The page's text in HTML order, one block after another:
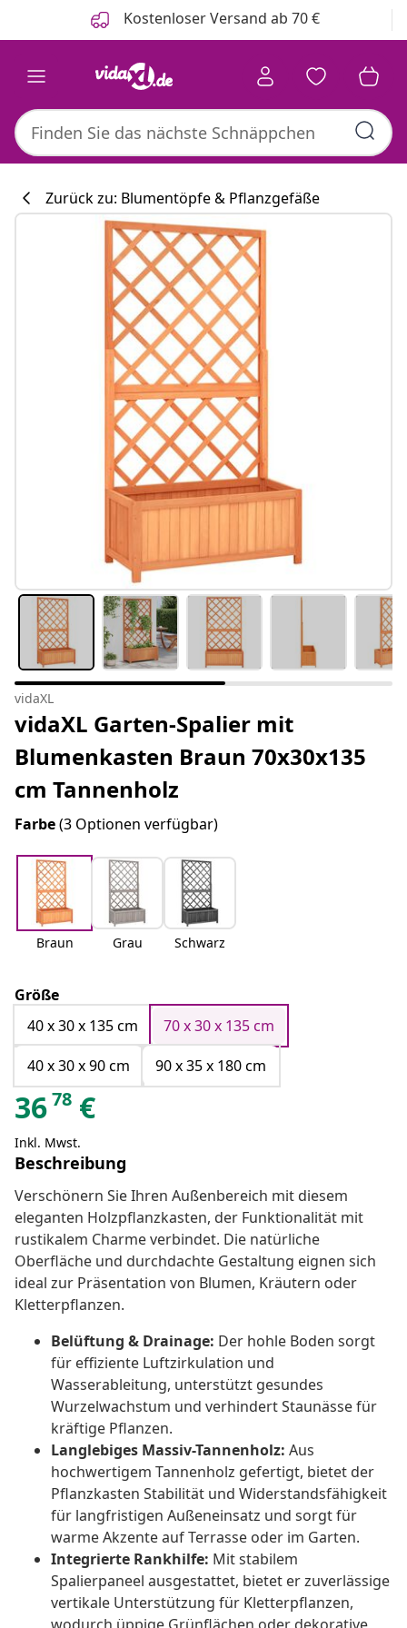
Kostenloser Versand ab 70 €
Zurück zu: Blumentöpfe & Pflanzgefäße
vidaXL
vidaXL Garten-Spalier mit
Blumenkasten Braun 70x30x135
cm Tannenholz
Farbe(3 Optionen verfügbar)
Braun Grau Schwarz
Größe
40 x 30 x 135 cm
70 x 30 x 135 cm
40 x 30 x 90 cm
90 x 35 x 180 cm
3678 €
Inkl. Mwst.
Beschreibung
Verschönern Sie Ihren Außenbereich mit diesem
eleganten Holzpflanzkasten, der Funktionalität mit
rustikalem Charme verbindet. Die natürliche
Oberfläche und durchdachte Gestaltung eignen sich
ideal zur Präsentation von Blumen, Kräutern oder
Kletterpflanzen.
Belüftung & Drainage: Der hohle Boden sorgt
für effiziente Luftzirkulation und
Wasserableitung, unterstützt gesundes
Wurzelwachstum und verhindert Staunässe für
kräftige Pflanzen.
Langlebiges Massiv-Tannenholz: Aus
hochwertigem Tannenholz gefertigt, bietet der
Pflanzkasten Stabilität und Widerstandsfähigkeit
für langfristigen Außeneinsatz und sorgt für
warme Akzente auf Terrasse oder im Garten.
Integrierte Rankhilfe: Mit stabilem
Spalierpaneel ausgestattet, bietet er zuverlässige
vertikale Unterstützung für Kletterpflanzen,